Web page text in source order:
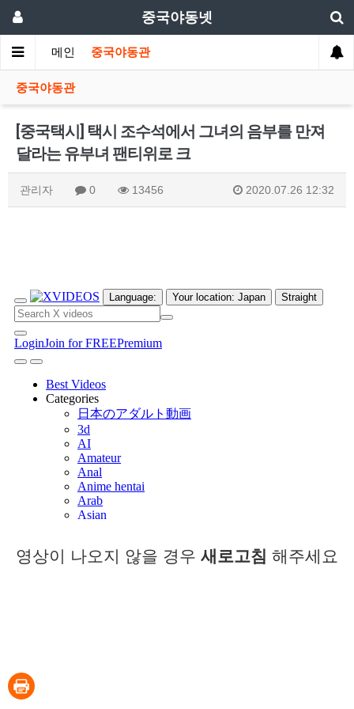
중국야동넷
메인 중국야동관
중국야동관
[중국택시] 택시 조수석에서 그녀의 음부를 만져
달라는 유부녀 팬티위로 크
관리자 0 13456 2020.07.26 12:32
영상이 나오지 않을 경우 새로고침 해주세요